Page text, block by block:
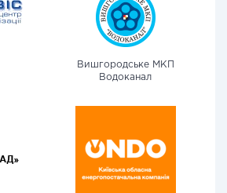
Вишгородське МКП
Водоканал